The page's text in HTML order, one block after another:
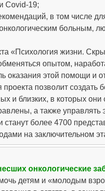
Covid-19;
в том числе
больным,
«Психология жизни.
опытом,
оказания этой помощи и
позволит создать
и близких, в которых
а также управлять
более 4700
на заключительном
онкологические
детям и «молодым